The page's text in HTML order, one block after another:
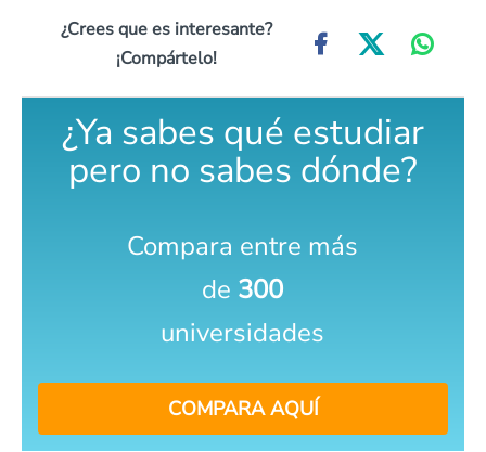
¿Crees que es interesante?
¡Compártelo!
¿Ya sabes qué estudiar
pero no sabes dónde?
Compara entre más
de 300
universidades
COMPARA AQUÍ